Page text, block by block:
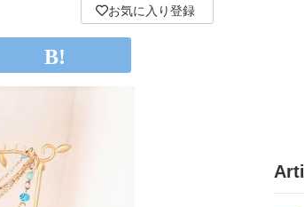
お気に入り登録